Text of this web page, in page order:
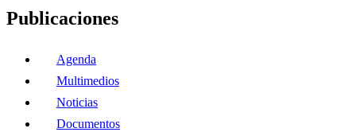
Publicaciones
Agenda
Multimedios
Noticias
Documentos